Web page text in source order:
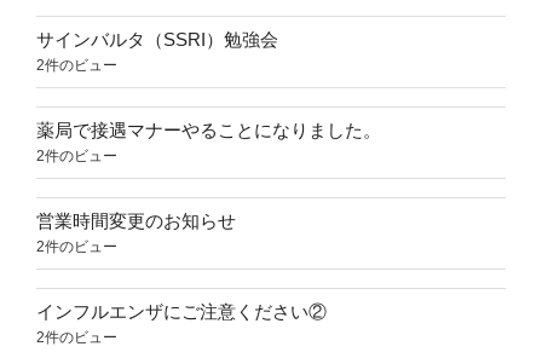
サインバルタ（SSRI）勉強会
2件のビュー
薬局で接遇マナーやることになりました。
2件のビュー
営業時間変更のお知らせ
2件のビュー
インフルエンザにご注意ください②
2件のビュー